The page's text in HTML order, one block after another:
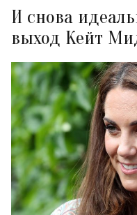
И снова
выход Кейт